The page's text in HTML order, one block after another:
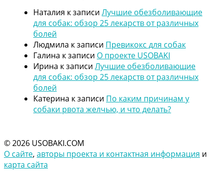
Наталия к записи Лучшие обезболивающие
для собак: обзор 25 лекарств от различных
болей
Людмила к записи Превикокс для собак
Галина к записи О проекте USOBAKI
Ирина к записи Лучшие обезболивающие
для собак: обзор 25 лекарств от различных
болей
Катерина к записи По каким причинам у
собаки рвота желчью, и что делать?
© 2026 USOBAKI.COM
О сайте, авторы проекта и контактная информация и
карта сайта